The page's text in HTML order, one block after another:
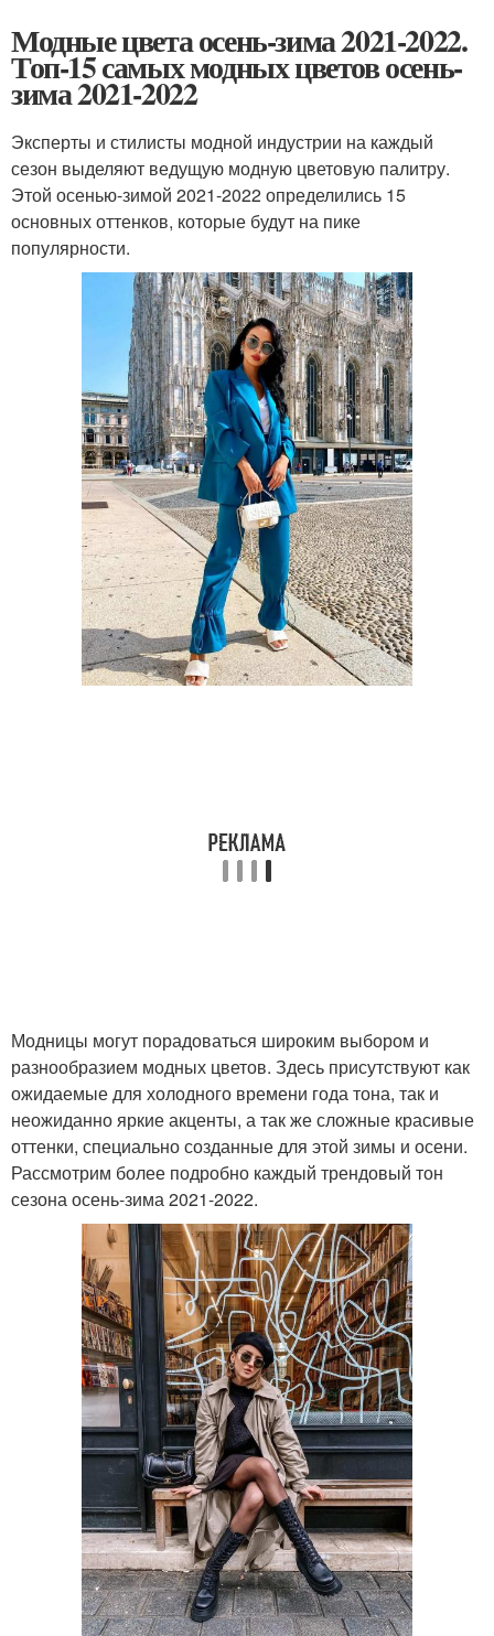
Модные цвета осень-зима 2021-2022.
Топ-15 самых модных цветов осень-
зима 2021-2022
Эксперты и стилисты модной индустрии на каждый
сезон выделяют ведущую модную цветовую палитру.
Этой осенью-зимой 2021-2022 определились 15
основных оттенков, которые будут на пике
популярности.
Модницы могут порадоваться широким выбором и
разнообразием модных цветов. Здесь присутствуют как
ожидаемые для холодного времени года тона, так и
неожиданно яркие акценты, а так же сложные красивые
оттенки, специально созданные для этой зимы и осени.
Рассмотрим более подробно каждый трендовый тон
сезона осень-зима 2021-2022.